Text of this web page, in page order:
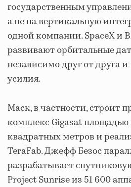
государственным
а не на вертикальную
одной компании. SpaceX и
развивают орбитальные
независимо друг от друга
усилия.
Маск, в частности, строит
комплекс Gigasat
квадратных метров и
TeraFab. Джефф Безос
разрабатывает
Project Sunrise из 51 600